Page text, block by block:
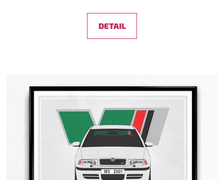
DETAIL